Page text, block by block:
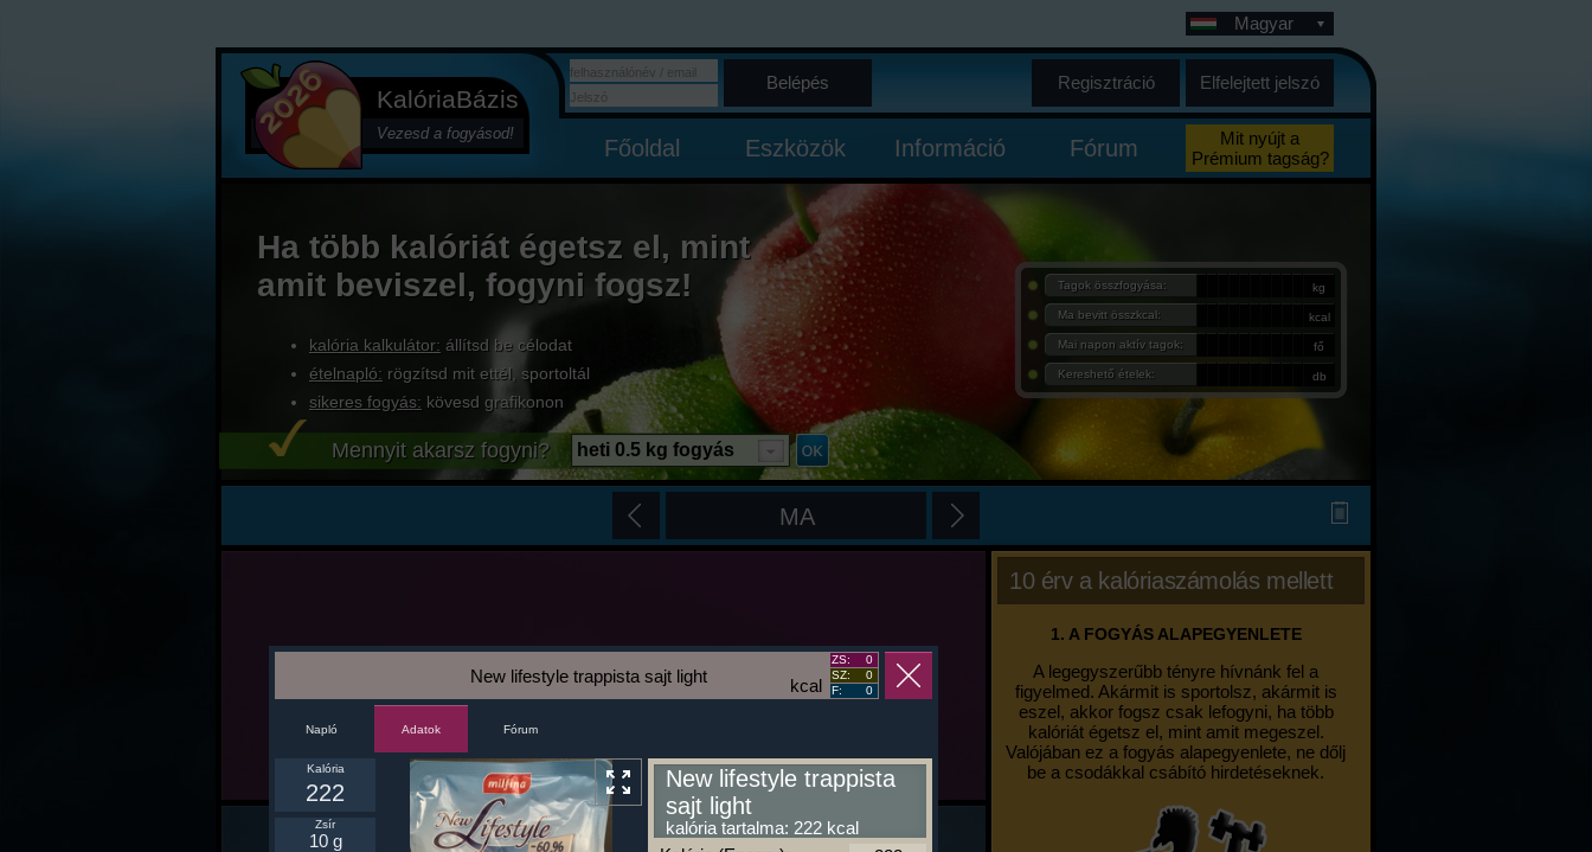
KalóriaBázis
Vezesd a fogyásod!
Magyar
Belépés Regisztráció Elfelejtett jelszó
Főoldal Eszközök Információ Fórum
Mit nyújt a
Prémium tagság?
Ha több kalóriát égetsz el, mint
amit beviszel, fogyni fogsz!
kalória kalkulátor: állítsd be célodat
ételnapló: rögzítsd mit ettél, sportoltál
sikeres fogyás: kövesd grafikonon
Tagok összfogyása: kg
Ma bevitt összkcal: kcal
Mai napon aktív tagok: fő
Kereshető ételek: db
Mennyit akarsz fogyni? heti 0.5 kg fogyás
MA
10 érv a kalóriaszámolás mellett
1. A FOGYÁS ALAPEGYENLETE
A legegyszerűbb tényre hívnánk fel a
figyelmed. Akármit is sportolsz, akármit is
eszel, akkor fogsz csak lefogyni, ha több
kalóriát égetsz el, mint amit megeszel.
Valójában ez a fogyás alapegyenlete, ne dőlj
be a csodákkal csábító hirdetéseknek.
kcal
New lifestyle trappista sajt light
ZS:
0
SZ:
0
F:
0
Napló Adatok Fórum
Kalória
222
Zsír
10 g
New lifestyle trappista
sajt light
kalória tartalma: 222 kcal